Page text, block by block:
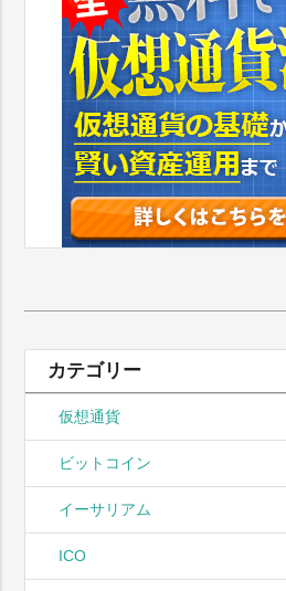
索:
カテゴリー
仮想通貨
ビットコイン
イーサリアム
ICO